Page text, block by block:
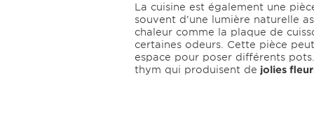
La cuisine est également une
souvent d’une lumière naturelle
chaleur comme la plaque de
certaines odeurs. Cette pièce
espace pour poser différents
thym qui produisent de jolies